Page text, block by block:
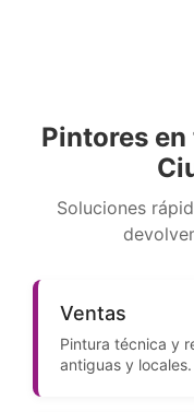
Pintores
Soluciones
Ventas
Pintura técnica y
antiguas y locales.